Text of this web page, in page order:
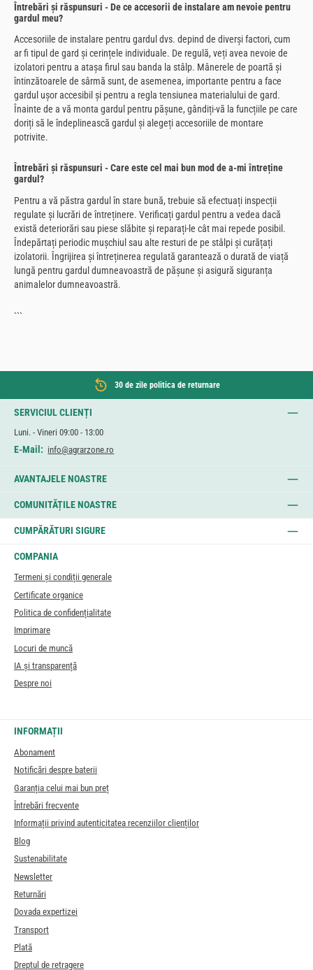
Întrebări și răspunsuri - De ce accesorii de instalare am nevoie pentru
gardul meu?
Accesoriile de instalare pentru gardul dvs. depind de diverși factori, cum
ar fi tipul de gard și cerințele individuale. De regulă, veți avea nevoie de
izolatori pentru a atașa firul sau banda la stâlp. Mânerele de poartă și
întinzătoarele de sârmă sunt, de asemenea, importante pentru a face
gardul ușor accesibil și pentru a regla tensiunea materialului de gard.
Înainte de a vă monta gardul pentru pășune, gândiți-vă la funcțiile pe care
doriți să le îndeplinească gardul și alegeți accesoriile de montare
potrivite.
Întrebări și răspunsuri - Care este cel mai bun mod de a-mi întreține
gardul?
Pentru a vă păstra gardul în stare bună, trebuie să efectuați inspecții
regulate și lucrări de întreținere. Verificați gardul pentru a vedea dacă
există deteriorări sau piese slăbite și reparați-le cât mai repede posibil.
Îndepărtați periodic mușchiul sau alte resturi de pe stâlpi și curățați
izolatorii. Îngrijirea și întreținerea regulată garantează o durată de viață
lungă pentru gardul dumneavoastră de pășune și asigură siguranța
animalelor dumneavoastră.
```
30 de zile politica de returnare
SERVICIUL CLIENȚI
Luni. - Vineri 09:00 - 13:00
E-Mail: info@agrarzone.ro
AVANTAJELE NOASTRE
COMUNITĂȚILE NOASTRE
CUMPĂRĂTURI SIGURE
COMPANIA
Termeni și condiții generale
Certificate organice
Politica de confidențialitate
Imprimare
Locuri de muncă
IA și transparență
Despre noi
INFORMAȚII
Abonament
Notificări despre baterii
Garanția celui mai bun preț
Întrebări frecvente
Informații privind autenticitatea recenziilor clienților
Blog
Sustenabilitate
Newsletter
Returnări
Dovada expertizei
Transport
Plată
Dreptul de retragere